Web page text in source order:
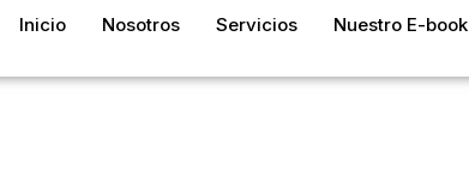
Inicio Nosotros Servicios Nuestro E-book